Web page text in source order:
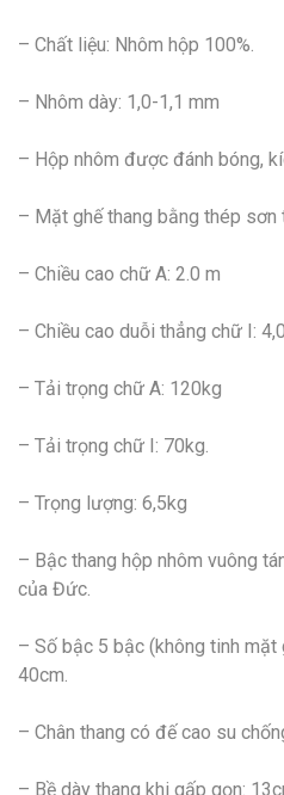
– Chất liệu: Nhôm hộp 100%.
– Nhôm dày: 1,0-1,1 mm
– Hộp nhôm được đánh bóng,
– Mặt ghế thang bằng thép sơn
– Chiều cao chữ A: 2.0 m
– Chiều cao duỗi thẳng chữ I:
– Tải trọng chữ A: 120kg
– Tải trọng chữ I: 70kg.
– Trọng lượng: 6,5kg
– Bậc thang hộp nhôm vuông
của Đức.
– Số bậc 5 bậc (không tinh mặt
40cm.
– Chân thang có đế cao su
– Bề dày thang khi gấp gọn: